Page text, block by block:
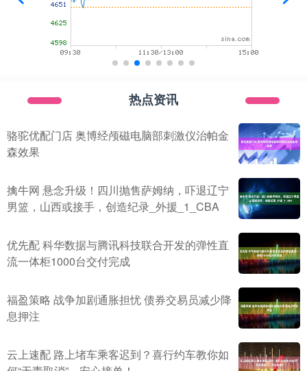
热点资讯
骆驼优配门店 奥博经颅磁电脑部刺激仪治帕金
森效果
擒牛网 悬念升级！四川抛售萨姆纳，吓退辽宁
男篮，山西或接手，创造纪录_外援_1_CBA
优先配 科华数据与腾讯科技联合开发的弹性直
流一体柜1000台交付完成
福盈策略 战争加剧通胀担忧 债券交易员减少降
息押注
云上速配 路上堵车乘客迟到？喜行约车教你如